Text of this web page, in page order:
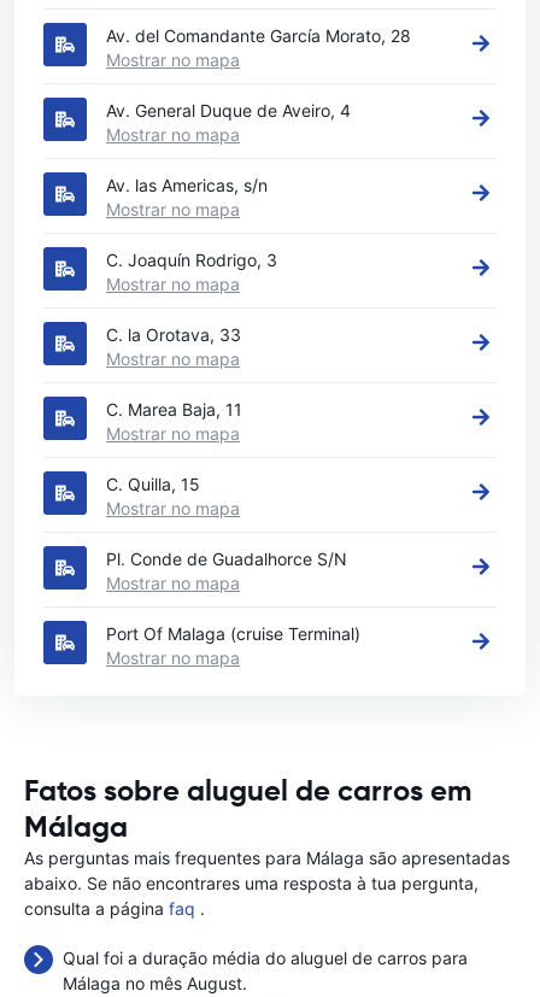
Av. del Comandante García Morato, 28
Mostrar no mapa
Av. General Duque de Aveiro, 4
Mostrar no mapa
Av. las Americas, s/n
Mostrar no mapa
C. Joaquín Rodrigo, 3
Mostrar no mapa
C. la Orotava, 33
Mostrar no mapa
C. Marea Baja, 11
Mostrar no mapa
C. Quilla, 15
Mostrar no mapa
Pl. Conde de Guadalhorce S/N
Mostrar no mapa
Port Of Malaga (cruise Terminal)
Mostrar no mapa
Fatos sobre aluguel de carros em
Málaga
As perguntas mais frequentes para Málaga são apresentadas
abaixo. Se não encontrares uma resposta à tua pergunta,
consulta a página faq .
Qual foi a duração média do aluguel de carros para
Málaga no mês August.